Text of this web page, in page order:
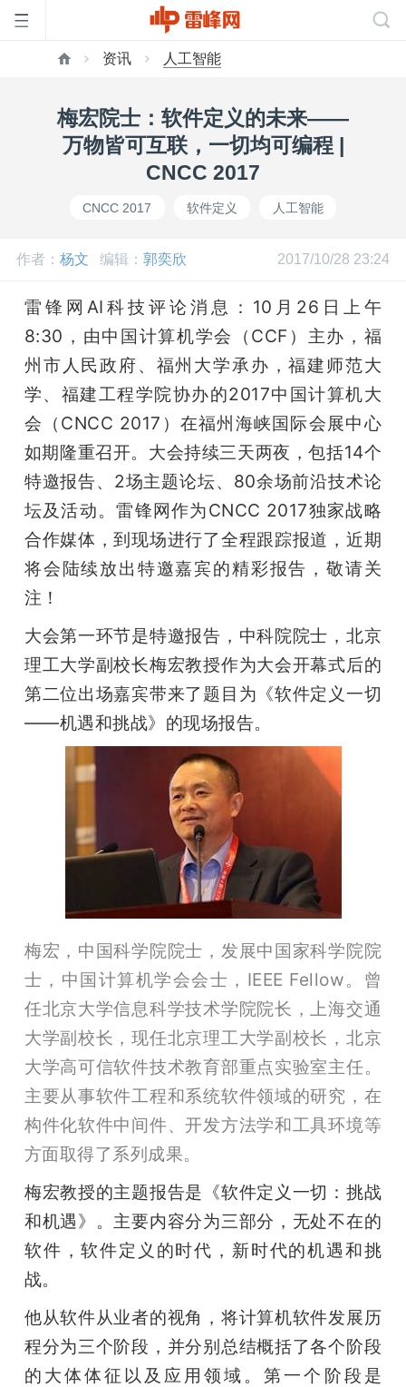
页
网
开
课
活
动
中
GAIR
搞
机
资讯 人工智能
梅宏院士：软件定义的未来——
万物皆可互联，一切均可编程 |
CNCC 2017
CNCC 2017 软件定义 人工智能
作者： 杨文 编辑： 郭奕欣 2017/10/28 23:24
雷锋网AI科技评论消息：10月26日上午
8:30，由中国计算机学会（CCF）主办，福
州市人民政府、福州大学承办，福建师范大
学、福建工程学院协办的2017中国计算机大
会（CNCC 2017）在福州海峡国际会展中心
如期隆重召开。大会持续三天两夜，包括14个
特邀报告、2场主题论坛、80余场前沿技术论
坛及活动。雷锋网作为CNCC 2017独家战略
合作媒体，到现场进行了全程跟踪报道，近期
将会陆续放出特邀嘉宾的精彩报告，敬请关
注！
大会第一环节是特邀报告，中科院院士，北京
理工大学副校长梅宏教授作为大会开幕式后的
第二位出场嘉宾带来了题目为《软件定义一切
——机遇和挑战》的现场报告。
梅宏，中国科学院院士，发展中国家科学院院
士，中国计算机学会会士，IEEE Fellow。曾
任北京大学信息科学技术学院院长，上海交通
大学副校长，现任北京理工大学副校长，北京
大学高可信软件技术教育部重点实验室主任。
主要从事软件工程和系统软件领域的研究，在
构件化软件中间件、开发方法学和工具环境等
方面取得了系列成果。
梅宏教授的主题报告是《软件定义一切：挑战
和机遇》。主要内容分为三部分，无处不在的
软件，软件定义的时代，新时代的机遇和挑
战。
他从软件从业者的视角，将计算机软件发展历
程分为三个阶段，并分别总结概括了各个阶段
的大体体征以及应用领域。第一个阶段是